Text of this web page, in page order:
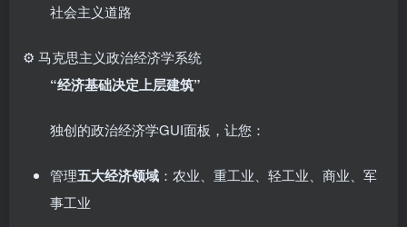
社会主义道路
⚙️ 马克思主义政治经济学系统
“经济基础决定上层建筑”
独创的政治经济学GUI面板，让您：
管理五大经济领域 ：农业、重工业、轻工业、商业、军
事工业